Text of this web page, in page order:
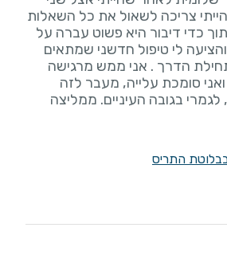
צריכה לשאול את כל השאלות
כדי דיבור היא פשוט עברה על
לי טיפול חדשני שמתאים
הדרך . אני ממש מרגישה
ואני סומכת עלייה, מעבר לזה
בגובה העיניים. ממליצה
התריס